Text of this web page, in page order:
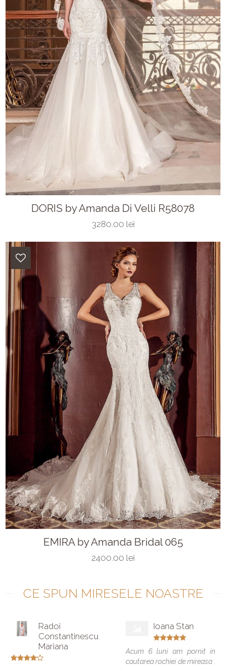
DORIS by Amanda Di Velli R58078
3280.00 lei
EMIRA by Amanda Bridal 065
2400.00 lei
CE SPUN MIRESELE NOASTRE
Radoi
Constantinescu
Mariana
Ioana Stan
Acum 6 luni am pornit in
cautarea rochiei de mireasa .